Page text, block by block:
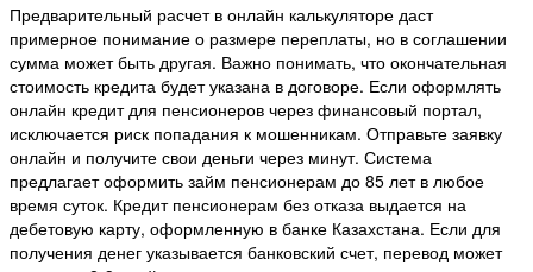
Предварительный расчет в онлайн калькуляторе даст
примерное понимание о размере переплаты, но в соглашении
сумма может быть другая. Важно понимать, что окончательная
стоимость кредита будет указана в договоре. Если оформлять
онлайн кредит для пенсионеров через финансовый портал,
исключается риск попадания к мошенникам. Отправьте заявку
онлайн и получите свои деньги через минут. Система
предлагает оформить займ пенсионерам до 85 лет в любое
время суток. Кредит пенсионерам без отказа выдается на
дебетовую карту, оформленную в банке Казахстана. Если для
получения денег указывается банковский счет, перевод может